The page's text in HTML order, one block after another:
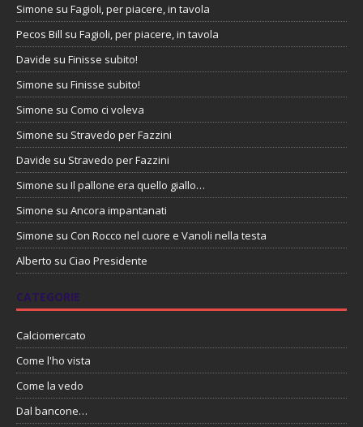
Simone su Fagioli, per piacere, in tavola
Pecos Bill su Fagioli, per piacere, in tavola
Davide su Finisse subito!
Simone su Finisse subito!
Simone su Como ci voleva
Simone su Stravedo per Fazzini
Davide su Stravedo per Fazzini
Simone su Il pallone era quello giallo…
Simone su Ancora impantanati
Simone su Con Rocco nel cuore e Vanoli nella testa
Alberto su Ciao Presidente
CATEGORIE
Calciomercato
Come l'ho vista
Come la vedo
Dal bancone…